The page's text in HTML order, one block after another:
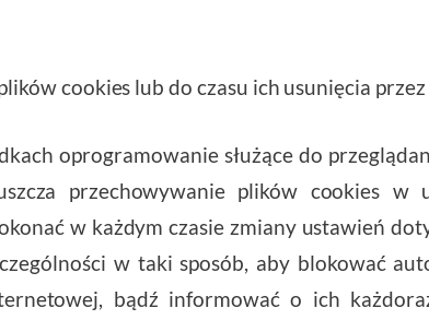
cookies lub do czasu ich usunięcia
oprogramowanie służące do
przechowywanie plików cookies w
w każdym czasie zmiany ustawień
w taki sposób, aby blokować
bądź informować o ich